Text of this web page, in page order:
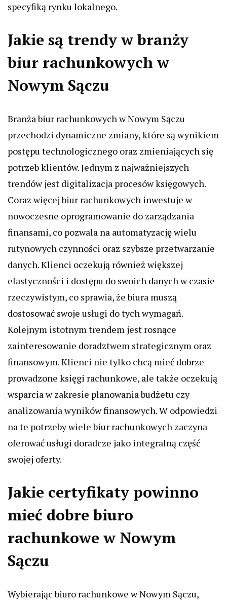
specyfiką rynku lokalnego.
Jakie są trendy w branży
biur rachunkowych w
Nowym Sączu
Branża biur rachunkowych w Nowym Sączu
przechodzi dynamiczne zmiany, które są wynikiem
postępu technologicznego oraz zmieniających się
potrzeb klientów. Jednym z najważniejszych
trendów jest digitalizacja procesów księgowych.
Coraz więcej biur rachunkowych inwestuje w
nowoczesne oprogramowanie do zarządzania
finansami, co pozwala na automatyzację wielu
rutynowych czynności oraz szybsze przetwarzanie
danych. Klienci oczekują również większej
elastyczności i dostępu do swoich danych w czasie
rzeczywistym, co sprawia, że biura muszą
dostosować swoje usługi do tych wymagań.
Kolejnym istotnym trendem jest rosnące
zainteresowanie doradztwem strategicznym oraz
finansowym. Klienci nie tylko chcą mieć dobrze
prowadzone księgi rachunkowe, ale także oczekują
wsparcia w zakresie planowania budżetu czy
analizowania wyników finansowych. W odpowiedzi
na te potrzeby wiele biur rachunkowych zaczyna
oferować usługi doradcze jako integralną część
swojej oferty.
Jakie certyfikaty powinno
mieć dobre biuro
rachunkowe w Nowym
Sączu
Wybierając biuro rachunkowe w Nowym Sączu,